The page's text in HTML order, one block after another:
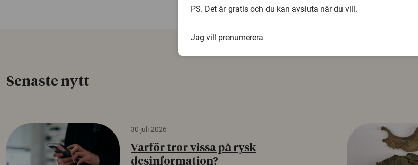
Senaste nytt
30 juli 2026
Varför tror vissa på rysk
desinformation?
PS. Det är gratis och du kan avsluta när du vill.
Jag vill prenumerera